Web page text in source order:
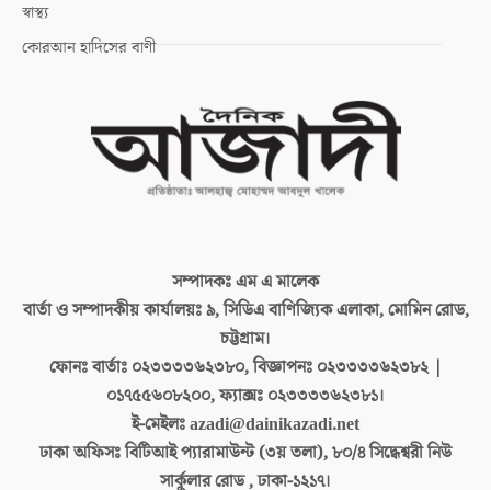
স্বাস্থ্য
কোরআন হাদিসের বাণী
সম্পাদকঃএম এ মালেক
বার্তা ও সম্পাদকীয় কার্যালয়ঃ৯, সিডিএ বাণিজ্যিক এলাকা, মোমিন রোড,
চট্টগ্রাম।
ফোনঃ বার্তাঃ ০২৩৩৩৩৬২৩৮০, বিজ্ঞাপনঃ ০২৩৩৩৩৬২৩৮২ |
০১৭৫৫৬০৮২০০, ফ্যাক্সঃ ০২৩৩৩৩৬২৩৮১।
ই-মেইলঃazadi@dainikazadi.net
ঢাকা অফিসঃবিটিআই প্যারামাউন্ট (৩য় তলা), ৮০/৪ সিদ্ধেশ্বরী নিউ
সার্কুলার রোড , ঢাকা-১২১৭।